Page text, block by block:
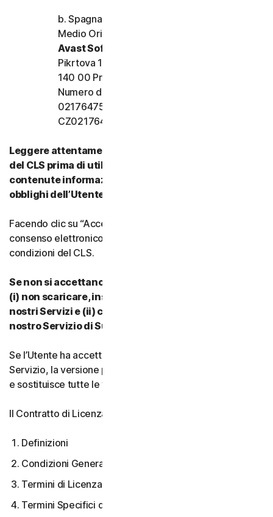
b. Spagna, Francia, Italia e resto d’Europa,
Medio Oriente e Africa
Avast Software s.r.o.
Pikrtova 1737/1a, Nusle,
140 00 Praga 4, Repubblica Ceca
Numero di registrazione dell’azienda:
02176475 e numero di partita IVA:
CZ02176475
Leggere attentamente tutti i termini e le condizioni
del CLS prima di utilizzare i nostri Servizi. Vi sono
contenute informazioni importanti su diritti e
obblighi dell’Utente.
Facendo clic su “Accetto” o indicando in altro modo il
consenso elettronico, si accettano i termini e le
condizioni del CLS.
Se non si accettano i termini e le condizioni del CLS:
(i) non scaricare, installare, accedere a o utilizzare i
nostri Servizi e (ii) contattare il proprio Provider o il
nostro Servizio di Supporto Clienti.
Se l’Utente ha accettato più versioni del CLS per un
Servizio, la versione più recente accettata è quella valida
e sostituisce tutte le versioni precedenti.
Il Contratto di Licenza e Servizi copre:
Definizioni
Condizioni Generali del Servizio
Termini di Licenza Software
Termini Specifici di alcuni Servizi